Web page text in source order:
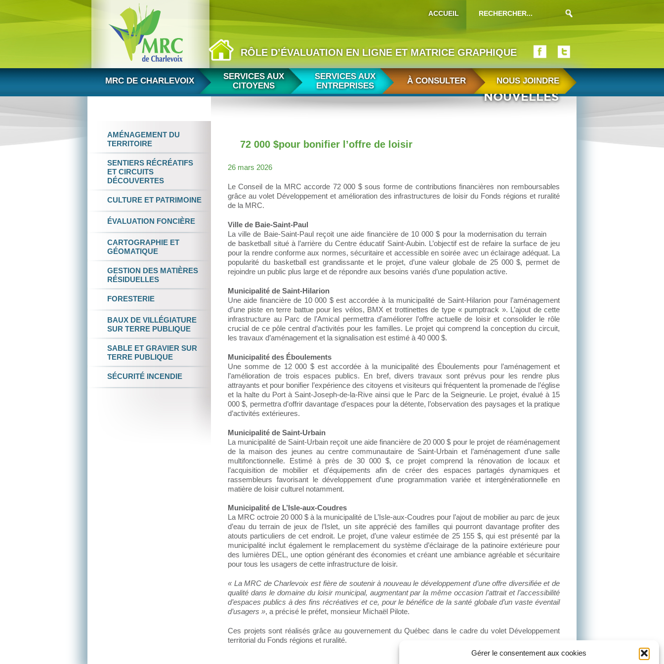
Gérer le consentement aux cookies
ACCUEIL
RÔLE D’ÉVALUATION EN LIGNE ET MATRICE GRAPHIQUE
Aller au contenu
MRC DE CHARLEVOIX
SERVICES AUX
CITOYENS
SERVICES AUX
ENTREPRISES
À CONSULTER NOUS JOINDRE
NOUVELLES
72 000 $pour bonifier l’offre de loisir
26 mars 2026
Le Conseil de la MRC accorde 72 000 $ sous forme de contributions financières non remboursables
grâce au volet Développement et amélioration des infrastructures de loisir du Fonds régions et ruralité
de la MRC.
Ville de Baie-Saint-Paul
La ville de Baie-Saint-Paul reçoit une aide financière de 10 000 $ pour la modernisation du terrain
de basketball situé à l’arrière du Centre éducatif Saint-Aubin. L’objectif est de refaire la surface de jeu
pour la rendre conforme aux normes, sécuritaire et accessible en soirée avec un éclairage adéquat. La
popularité du basketball est grandissante et le projet, d’une valeur globale de 25 000 $, permet de
rejoindre un public plus large et de répondre aux besoins variés d’une population active.
Municipalité de Saint-Hilarion
Une aide financière de 10 000 $ est accordée à la municipalité de Saint-Hilarion pour l’aménagement
d’une piste en terre battue pour les vélos, BMX et trottinettes de type « pumptrack ». L’ajout de cette
infrastructure au Parc de l’Amical permettra d’améliorer l’offre actuelle de loisir et consolider le rôle
crucial de ce pôle central d’activités pour les familles. Le projet qui comprend la conception du circuit,
les travaux d’aménagement et la signalisation est estimé à 40 000 $.
Municipalité des Éboulements
Une somme de 12 000 $ est accordée à la municipalité des Éboulements pour l’aménagement et
l’amélioration de trois espaces publics. En bref, divers travaux sont prévus pour les rendre plus
attrayants et pour bonifier l’expérience des citoyens et visiteurs qui fréquentent la promenade de l’église
et la halte du Port à Saint-Joseph-de-la-Rive ainsi que le Parc de la Seigneurie. Le projet, évalué à 15
000 $, permettra d’offrir davantage d’espaces pour la détente, l’observation des paysages et la pratique
d’activités extérieures.
Municipalité de Saint-Urbain
La municipalité de Saint-Urbain reçoit une aide financière de 20 000 $ pour le projet de réaménagement
de la maison des jeunes au centre communautaire de Saint-Urbain et l’aménagement d’une salle
multifonctionnelle. Estimé à près de 30 000 $, ce projet comprend la rénovation de locaux et
l’acquisition de mobilier et d’équipements afin de créer des espaces partagés dynamiques et
rassembleurs favorisant le développement d’une programmation variée et intergénérationnelle en
matière de loisir culturel notamment.
Municipalité de L’Isle-aux-Coudres
La MRC octroie 20 000 $ à la municipalité de L’Isle-aux-Coudres pour l’ajout de mobilier au parc de jeux
d’eau du terrain de jeux de l’Islet, un site apprécié des familles qui pourront davantage profiter des
atouts particuliers de cet endroit. Le projet, d’une valeur estimée de 25 155 $, qui est présenté par la
municipalité inclut également le remplacement du système d’éclairage de la patinoire extérieure pour
des lumières DEL, une option générant des économies et créant une ambiance agréable et sécuritaire
pour tous les usagers de cette infrastructure de loisir.
« La MRC de Charlevoix est fière de soutenir à nouveau le développement d’une offre diversifiée et de
qualité dans le domaine du loisir municipal, augmentant par la même occasion l’attrait et l’accessibilité
d’espaces publics à des fins récréatives et ce, pour le bénéfice de la santé globale d’un vaste éventail
d’usagers », a précisé le préfet, monsieur Michaël Pilote.
Ces projets sont réalisés grâce au gouvernement du Québec dans le cadre du volet Développement
territorial du Fonds régions et ruralité.
AMÉNAGEMENT DU
TERRITOIRE
SENTIERS RÉCRÉATIFS
ET CIRCUITS
DÉCOUVERTES
CULTURE ET PATRIMOINE
ÉVALUATION FONCIÈRE
CARTOGRAPHIE ET
GÉOMATIQUE
GESTION DES MATIÈRES
RÉSIDUELLES
FORESTERIE
BAUX DE VILLÉGIATURE
SUR TERRE PUBLIQUE
SABLE ET GRAVIER SUR
TERRE PUBLIQUE
SÉCURITÉ INCENDIE